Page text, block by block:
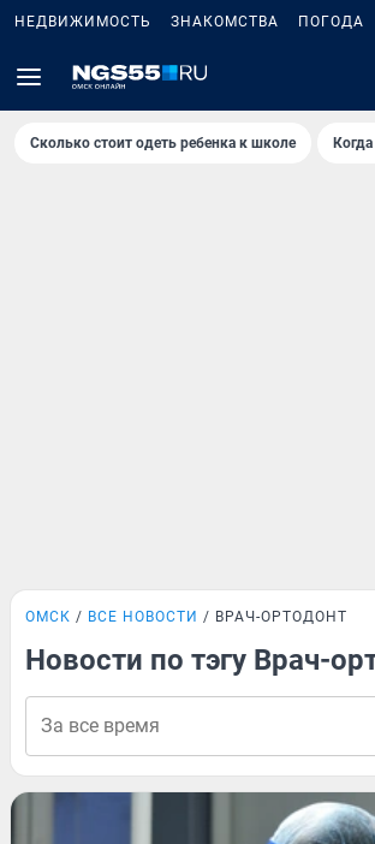
НЕДВИЖИМОСТЬ ЗНАКОМСТВА ПОГОДА
Сколько стоит одеть ребенка к школе
ОМСК ВСЕ НОВОСТИ ВРАЧ-ОРТОДОНТ
Новости по тэгу Врач-